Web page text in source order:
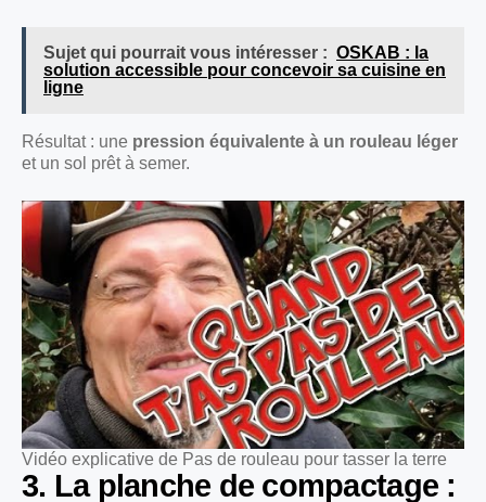
Sujet qui pourrait vous intéresser : OSKAB : la
solution accessible pour concevoir sa cuisine en
ligne
Résultat : une pression équivalente à un rouleau léger
et un sol prêt à semer.
Vidéo explicative de Pas de rouleau pour tasser la terre
3. La planche de compactage :